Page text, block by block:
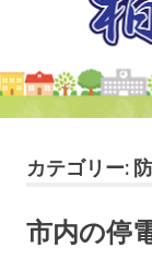
会
で
カテゴリー:
市内の停